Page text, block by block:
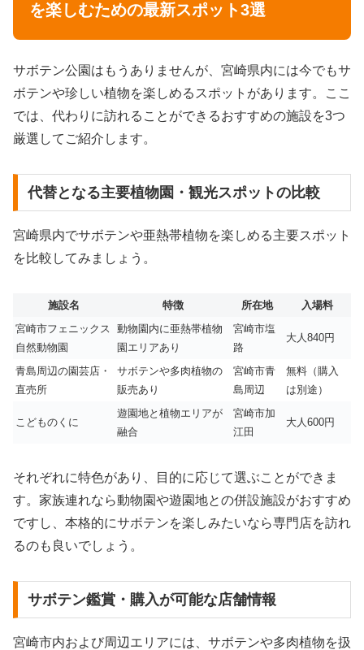
を楽しむための最新スポット3選
サボテン公園はもうありませんが、宮崎県内には今でもサ
ボテンや珍しい植物を楽しめるスポットがあります。ここ
では、代わりに訪れることができるおすすめの施設を3つ
厳選してご紹介します。
代替となる主要植物園・観光スポットの比較
宮崎県内でサボテンや亜熱帯植物を楽しめる主要スポット
を比較してみましょう。
施設名 特徴 所在地
入場料
宮崎市フェニックス
自然動物園
動物園内に亜熱帯植物
園エリアあり
宮崎市塩
路
大人840円
青島周辺の園芸店・
直売所
サボテンや多肉植物の
販売あり
宮崎市青
島周辺
無料（購入
は別途）
こどものくに
遊園地と植物エリアが
融合
宮崎市加
江田
大人600円
それぞれに特色があり、目的に応じて選ぶことができま
す。家族連れなら動物園や遊園地との併設施設がおすすめ
ですし、本格的にサボテンを楽しみたいなら専門店を訪れ
るのも良いでしょう。
サボテン鑑賞・購入が可能な店舗情報
宮崎市内および周辺エリアには、サボテンや多肉植物を扱